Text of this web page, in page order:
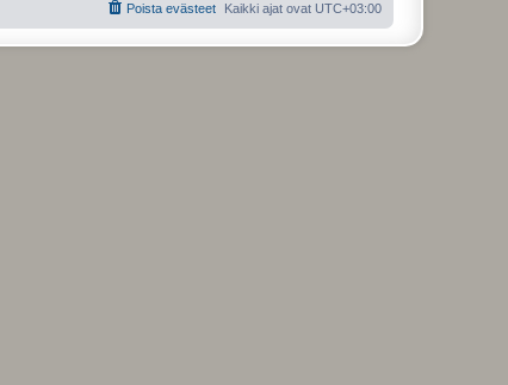
Kaikki ajat ovat UTC+03:00
Poista evästeet